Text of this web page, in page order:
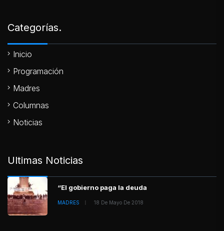
Categorías.
Inicio
Programación
Madres
Columnas
Noticias
Ultimas Noticias
“El gobierno paga la deuda
MADRES 18 De Mayo De 2018